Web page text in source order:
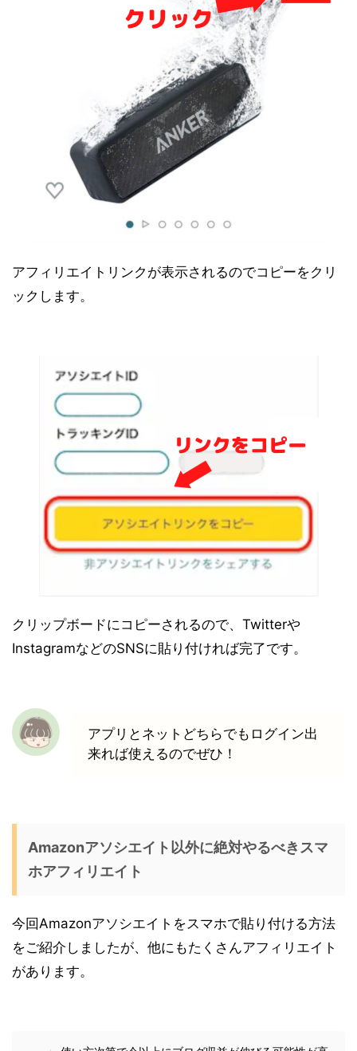
アフィリエイトリンクが表示されるのでコピーをクリ
ックします。
クリップボードにコピーされるので、Twitterや
InstagramなどのSNSに貼り付ければ完了です。
アプリとネットどちらでもログイン出
来れば使えるのでぜひ！
Amazonアソシエイト以外に絶対やるべきスマ
ホアフィリエイト
今回Amazonアソシエイトをスマホで貼り付ける方法
をご紹介しましたが、他にもたくさんアフィリエイト
があります。